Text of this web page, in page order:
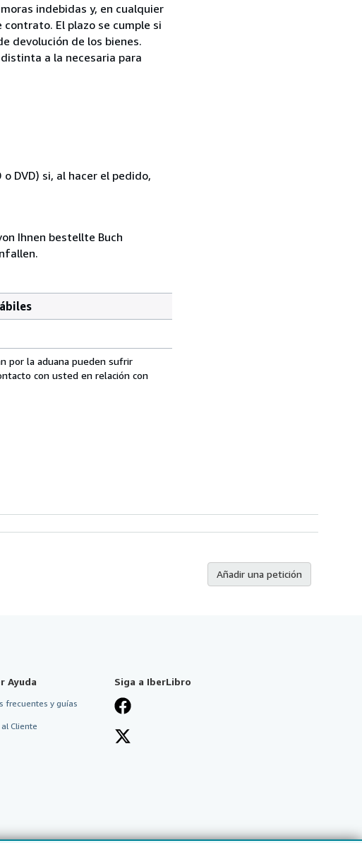
indebidas y, en cualquier
El plazo se cumple si
devolución de los bienes.
a la necesaria para
DVD) si, al hacer el pedido,
Ihnen bestellte Buch
por la aduana pueden sufrir
con usted en relación con
Añadir una petición
Ayuda
frecuentes y guías
Cliente
Siga a IberLibro